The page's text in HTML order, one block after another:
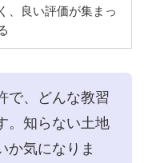
、良い評価が集まっ
で、どんな教習
。知らない土地
か気になりま